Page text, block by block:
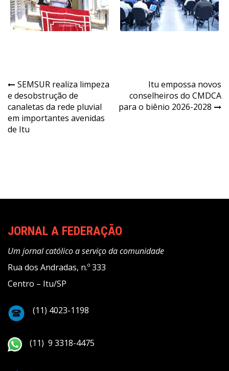
Navegação
de
Post
SEMSUR realiza limpeza
e desobstrução de
canaletas da rede pluvial
em importantes avenidas
de Itu
Itu empossa novos
conselheiros do CMDCA
para o biênio 2026-2028
JORNAL A FEDERAÇÃO
Um jornal católico a serviço da comunidade
Rua dos Andradas, n.º 333
Centro – Itu/SP
(11) 4023-1198
(11) 9 3318-4475